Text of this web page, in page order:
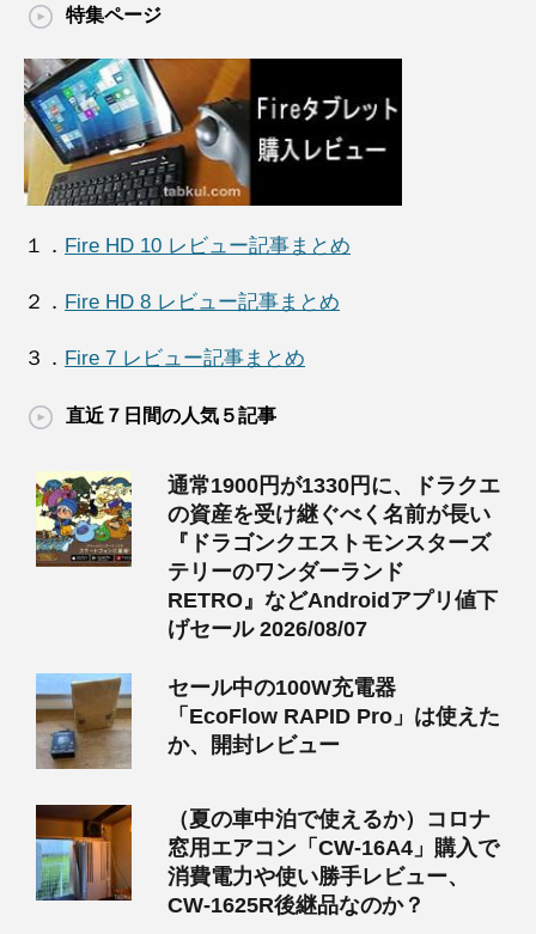
特集ページ
１． Fire HD 10 レビュー記事まとめ
２． Fire HD 8 レビュー記事まとめ
３． Fire 7 レビュー記事まとめ
直近７日間の人気５記事
通常1900円が1330円に、ドラクエ
の資産を受け継ぐべく名前が長い
『ドラゴンクエストモンスターズ
テリーのワンダーランド
RETRO』などAndroidアプリ値下
げセール 2026/08/07
セール中の100W充電器
「EcoFlow RAPID Pro」は使えた
か、開封レビュー
（夏の車中泊で使えるか）コロナ
窓用エアコン「CW-16A4」購入で
消費電力や使い勝手レビュー、
CW-1625R後継品なのか？